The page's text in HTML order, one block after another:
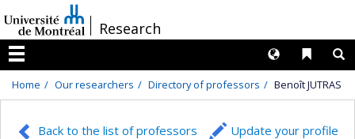
au
contenu
/Research
Menu
Liens
Langues
Home Our researchers Directory of professors Benoît JUTRAS
Back to the list of professors Update your profile